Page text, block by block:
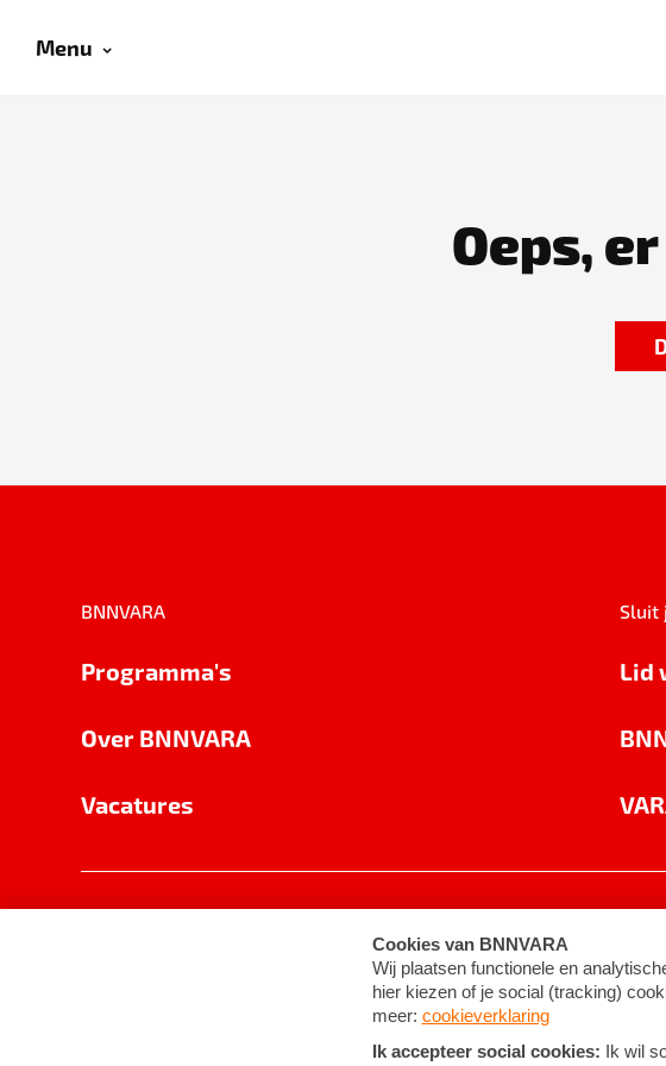
Menu
Oeps,
BNNVARA
Programma's
Over BNNVARA
Vacatures
Sluit
Lid
Cookie-instellingen Algemene